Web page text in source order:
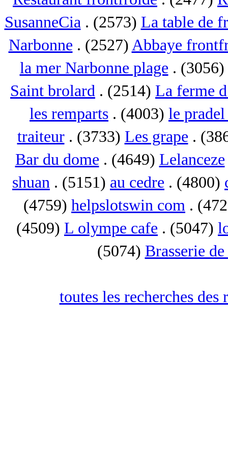
SusanneCia. (2573) La table de
Narbonne . (2527) Abbaye
la mer Narbonne plage . (3056)
Saint brolard . (2514) La ferme
les remparts . (4003) le
traiteur. (3733) Les grape .
Bar du dome . (4649) Lelanceze
shuan . (5151) au cedre . (4800)
(4759) helpslotswin com .
(4509) L olympe cafe . (5047)
(5074) Brasserie
toutes les recherches